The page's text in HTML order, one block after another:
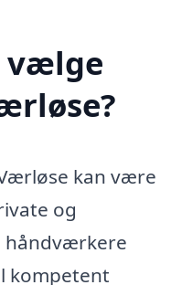
vælge
kan være
og
håndværkere
kompetent